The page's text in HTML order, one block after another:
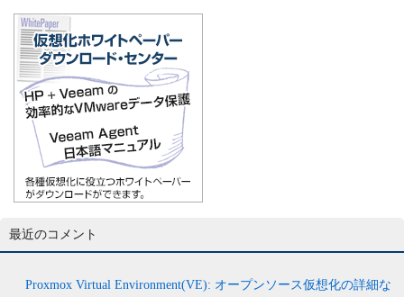
最近のコメント
Proxmox Virtual Environment(VE): オープンソース仮想化の詳細な